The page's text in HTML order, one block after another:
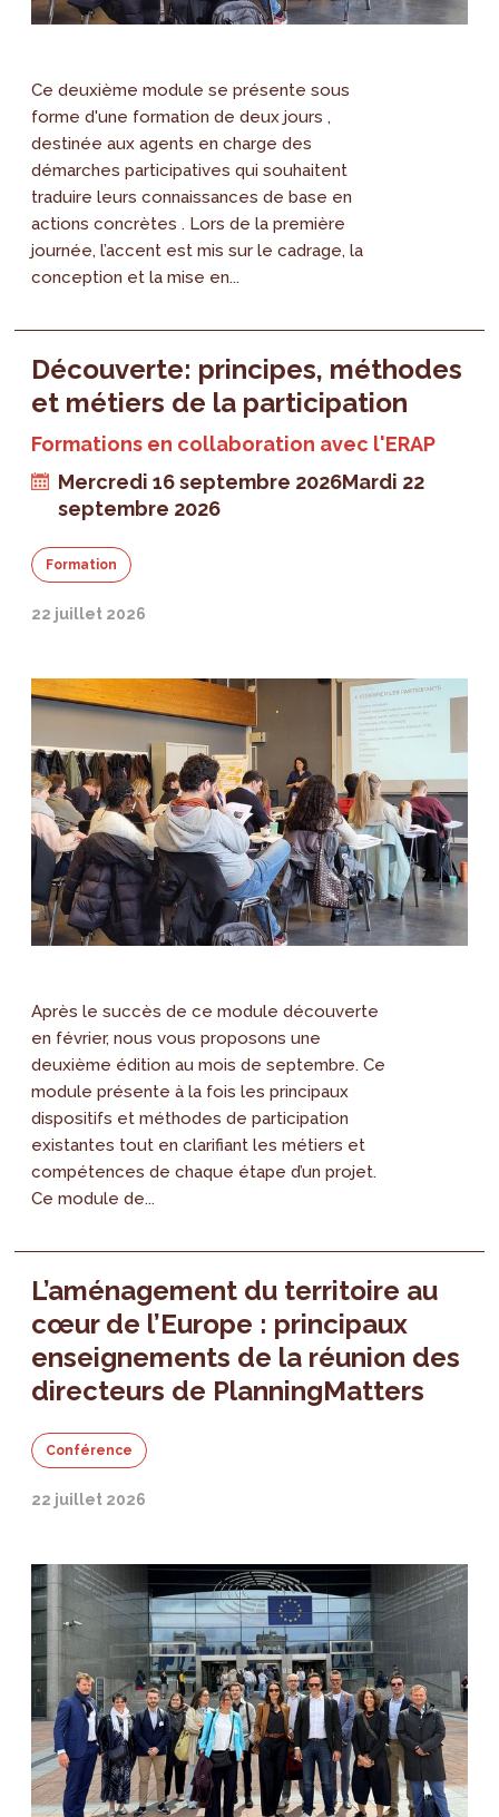
Ce deuxième module se présente sous
forme d'une formation de deux jours ,
destinée aux agents en charge des
démarches participatives qui souhaitent
traduire leurs connaissances de base en
actions concrètes . Lors de la première
journée, l’accent est mis sur le cadrage, la
conception et la mise en...
Découverte: principes, méthodes
et métiers de la participation
Formations en collaboration avec l'ERAP
Mercredi 16 septembre 2026Mardi 22
septembre 2026
Formation
22 juillet 2026
Après le succès de ce module découverte
en février, nous vous proposons une
deuxième édition au mois de septembre. Ce
module présente à la fois les principaux
dispositifs et méthodes de participation
existantes tout en clarifiant les métiers et
compétences de chaque étape d’un projet.
Ce module de...
L’aménagement du territoire au
cœur de l’Europe : principaux
enseignements de la réunion des
directeurs de PlanningMatters
Conférence
22 juillet 2026